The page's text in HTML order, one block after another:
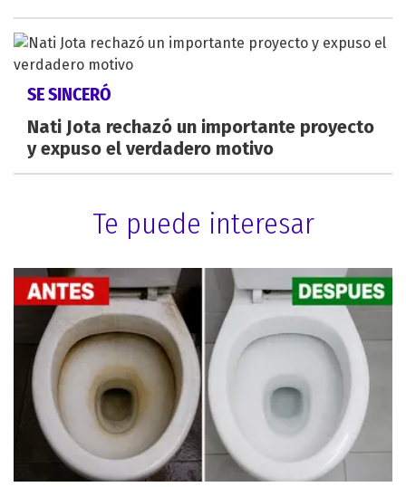
SE SINCERÓ
Nati Jota rechazó un importante proyecto
y expuso el verdadero motivo
Te puede interesar